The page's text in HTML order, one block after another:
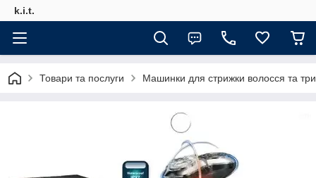
k.i.t.
Товари та послуги Машинки для стрижки волосся та